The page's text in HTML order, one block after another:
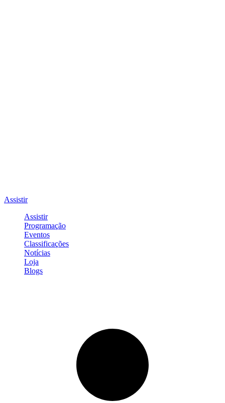
Assistir
Assistir
Programação
Eventos
Classificações
Notícias
Loja
Blogs